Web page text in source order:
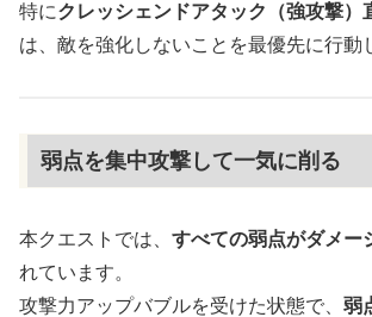
特にクレッシェンドアタック（強攻撃）
は、敵を強化しないことを最優先に行動
弱点を集中攻撃して一気に削る
本クエストでは、 すべての弱点がダメー
れています。
攻撃力アップバブルを受けた状態で、 弱